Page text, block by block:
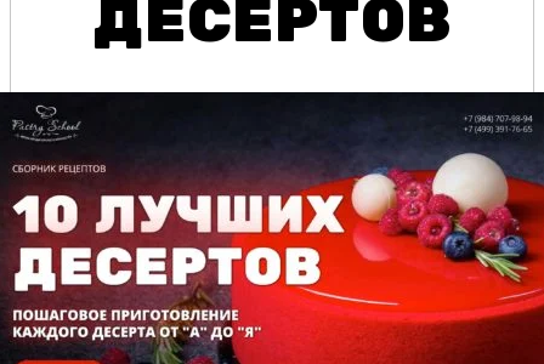
ДЕСЕРТОВ